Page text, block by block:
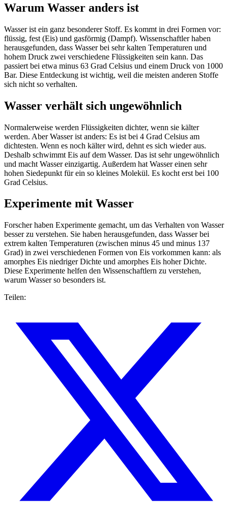
Warum Wasser anders ist
Wasser ist ein ganz besonderer Stoff. Es kommt in drei Formen vor:
flüssig, fest (Eis) und gasförmig (Dampf). Wissenschaftler haben
herausgefunden, dass Wasser bei sehr kalten Temperaturen und
hohem Druck zwei verschiedene Flüssigkeiten sein kann. Das
passiert bei etwa minus 63 Grad Celsius und einem Druck von 1000
Bar. Diese Entdeckung ist wichtig, weil die meisten anderen Stoffe
sich nicht so verhalten.
Wasser verhält sich ungewöhnlich
Normalerweise werden Flüssigkeiten dichter, wenn sie kälter
werden. Aber Wasser ist anders: Es ist bei 4 Grad Celsius am
dichtesten. Wenn es noch kälter wird, dehnt es sich wieder aus.
Deshalb schwimmt Eis auf dem Wasser. Das ist sehr ungewöhnlich
und macht Wasser einzigartig. Außerdem hat Wasser einen sehr
hohen Siedepunkt für ein so kleines Molekül. Es kocht erst bei 100
Grad Celsius.
Experimente mit Wasser
Forscher haben Experimente gemacht, um das Verhalten von Wasser
besser zu verstehen. Sie haben herausgefunden, dass Wasser bei
extrem kalten Temperaturen (zwischen minus 45 und minus 137
Grad) in zwei verschiedenen Formen von Eis vorkommen kann: als
amorphes Eis niedriger Dichte und amorphes Eis hoher Dichte.
Diese Experimente helfen den Wissenschaftlern zu verstehen,
warum Wasser so besonders ist.
Teilen: